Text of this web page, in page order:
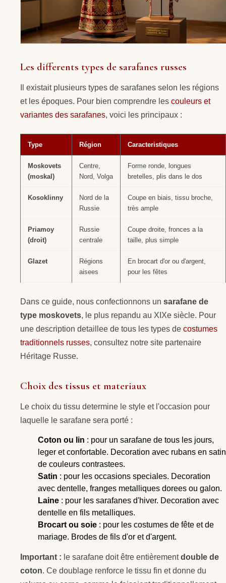
Les differents types de sarafanes russes
Il existait plusieurs types de sarafanes selon les régions
et les époques. Pour bien comprendre les couleurs et
variantes des sarafanes, voici les principaux :
Type Région Caracteristiques
Moskovets
(moskal)
Centre,
Nord, Volga
Forme ronde, longues
bretelles, plis dans le dos
Kosoklinny
Nord de la
Russie
Coupe en biais, tissu broche,
très ample
Priamoy
(droit)
Russie
centrale
Coupe droite, fronces a la
taille, plus simple
Glazet
Régions
aisees
En brocart d'or ou d'argent,
pour les fêtes
Dans ce guide, nous confectionnons un sarafane de
type moskovets, le plus repandu au XIXe siècle. Pour
une description detaillee de tous les types de costumes
traditionnels russes, consultez notre site partenaire
Héritage Russe.
Choix des tissus et materiaux
Le choix du tissu determine le style et l'occasion pour
laquelle le sarafane sera porté :
Coton ou lin : pour un sarafane de tous les jours,
leger et confortable. Decoration avec rubans en satin
de couleurs contrastees.
Satin : pour les occasions speciales. Decoration
avec dentelle, franges metalliques dorees ou galon.
Laine : pour les sarafanes d'hiver. Decoration avec
dentelle en fils metalliques.
Brocart ou soie : pour les costumes de fête et de
mariage. Brodes de fils d'or et d'argent.
Important : le sarafane doit être entièrementdouble de
coton. Ce doublage renforce le tissu fin et donne du